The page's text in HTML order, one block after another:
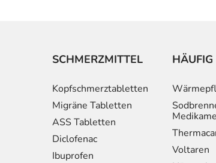
SCHMERZMITTEL
Kopfschmerztabletten
Migräne Tabletten
ASS Tabletten
Diclofenac
Ibuprofen
HÄUFIG
Voltaren